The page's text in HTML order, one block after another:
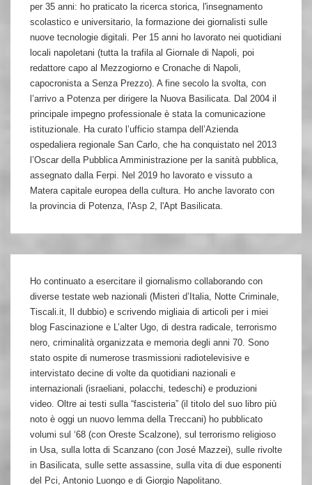
per 35 anni: ho praticato la ricerca storica, l'insegnamento
scolastico e universitario, la formazione dei giornalisti sulle
nuove tecnologie digitali. Per 15 anni ho lavorato nei quotidiani
locali napoletani (tutta la trafila al Giornale di Napoli, poi
redattore capo al Mezzogiorno e Cronache di Napoli,
capocronista a Senza Prezzo). A fine secolo la svolta, con
l’arrivo a Potenza per dirigere la Nuova Basilicata. Dal 2004 il
principale impegno professionale è stata la comunicazione
istituzionale. Ha curato l’ufficio stampa dell’Azienda
ospedaliera regionale San Carlo, che ha conquistato nel 2013
l’Oscar della Pubblica Amministrazione per la sanità pubblica,
assegnato dalla Ferpi. Nel 2019 ho lavorato e vissuto a
Matera capitale europea della cultura. Ho anche lavorato con
la provincia di Potenza, l'Asp 2, l'Apt Basilicata.
Ho continuato a esercitare il giornalismo collaborando con
diverse testate web nazionali (Misteri d’Italia, Notte Criminale,
Tiscali.it, Il dubbio) e scrivendo migliaia di articoli per i miei
blog Fascinazione e L’alter Ugo, di destra radicale, terrorismo
nero, criminalità organizzata e memoria degli anni 70. Sono
stato ospite di numerose trasmissioni radiotelevisive e
intervistato decine di volte da quotidiani nazionali e
internazionali (israeliani, polacchi, tedeschi) e produzioni
video. Oltre ai testi sulla “fascisteria” (il titolo del suo libro più
noto è oggi un nuovo lemma della Treccani) ho pubblicato
volumi sul ‘68 (con Oreste Scalzone), sul terrorismo religioso
in Usa, sulla lotta di Scanzano (con José Mazzei), sulle rivolte
in Basilicata, sulle sette assassine, sulla vita di due esponenti
del Pci, Antonio Luongo e di Giorgio Napolitano.